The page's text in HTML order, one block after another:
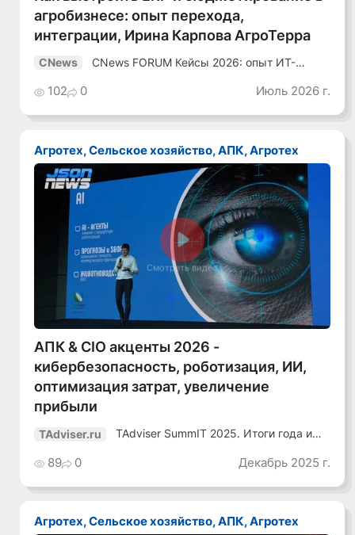
агробизнесе: опыт перехода,
интеграции, Ирина Карпова АгроТерра
CNews
CNews FORUM Кейсы 2026: опыт ИТ-
102 0 Июль 2026 г.
Агротех, Сельское хозяйство, АПК, Агротех
Смотреть видео
АПК & CIO акценты 2026 -
кибербезопасность, роботизация, ИИ,
оптимизация затрат, увеличение
прибыли
TAdviser.ru
TAdviser SummIT 2025. Итоги года и
89 0 Декабрь 2025 г.
Агротех, Сельское хозяйство, АПК, Агротех